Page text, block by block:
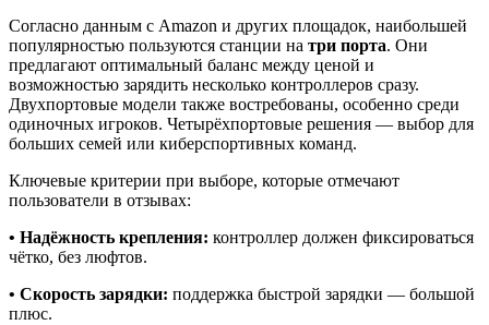
Согласно данным с Amazon и других площадок, наибольшей
популярностью пользуются станции на три порта. Они
предлагают оптимальный баланс между ценой и
возможностью зарядить несколько контроллеров сразу.
Двухпортовые модели также востребованы, особенно среди
одиночных игроков. Четырёхпортовые решения — выбор для
больших семей или киберспортивных команд.
Ключевые критерии при выборе, которые отмечают
пользователи в отзывах:
• Надёжность крепления: контроллер должен фиксироваться
чётко, без люфтов.
• Скорость зарядки: поддержка быстрой зарядки — большой
плюс.